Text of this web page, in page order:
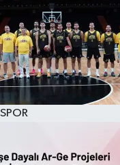
SPOR